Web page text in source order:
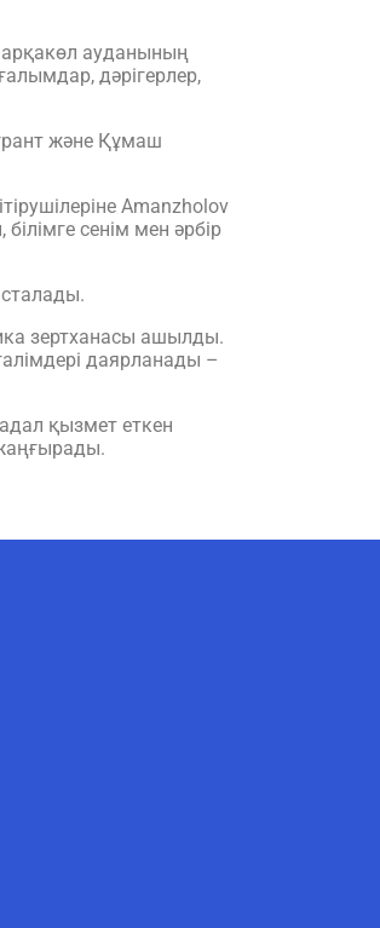
ауданының
дәрігерлер,
және Құмаш
Amanzholov
сенім мен әрбір
зертханасы ашылды.
даярланады –
қызмет еткен
University көмекшісі